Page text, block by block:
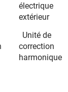
électrique
extérieur
Unité de
correction
harmonique